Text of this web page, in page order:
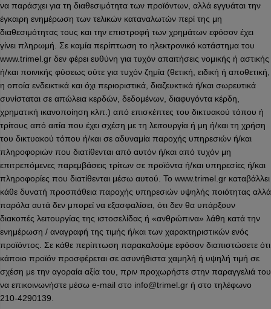
να παράσχει για τη διαθεσιμότητα των προϊόντων, αλλά εγγυάται την
έγκαιρη ενημέρωση των τελικών καταναλωτών περί της μη
διαθεσιμότητας τους και την επιστροφή των χρημάτων εφόσον έχει
γίνει πληρωμή. Σε καμία περίπτωση το ηλεκτρονικό κατάστημα του
www.trimel.gr δεν φέρει ευθύνη για τυχόν απαιτήσεις νομικής ή αστικής
ή/και ποινικής φύσεως ούτε για τυχόν ζημία (θετική, ειδική ή αποθετική,
η οποία ενδεικτικά και όχι περιοριστικά, διαζευκτικά ή/και σωρευτικά
συνίσταται σε απώλεια κερδών, δεδομένων, διαφυγόντα κέρδη,
χρηματική ικανοποίηση κλπ.) από επισκέπτες του δικτυακού τόπου ή
τρίτους από αιτία που έχει σχέση με τη λειτουργία ή μη ή/και τη χρήση
του δικτυακού τόπου ή/και σε αδυναμία παροχής υπηρεσιών ή/και
πληροφοριών που διατίθενται από αυτόν ή/και από τυχόν μη
επιτρεπόμενες παρεμβάσεις τρίτων σε προϊόντα ή/και υπηρεσίες ή/και
πληροφορίες που διατίθενται μέσω αυτού. Το www.trimel.gr καταβάλλει
κάθε δυνατή προσπάθεια παροχής υπηρεσιών υψηλής ποιότητας αλλά
παρόλα αυτά δεν μπορεί να εξασφαλίσει, ότι δεν θα υπάρξουν
διακοπές λειτουργίας της ιστοσελίδας ή «ανθρώπινα» λάθη κατά την
ενημέρωση / αναγραφή της τιμής ή/και των χαρακτηριστικών ενός
προϊόντος. Σε κάθε περίπτωση παρακαλούμε εφόσον διαπιστώσετε ότι
κάποιο προϊόν προσφέρεται σε ασυνήθιστα χαμηλή ή υψηλή τιμή σε
σχέση με την αγοραία αξία του, πριν προχωρήστε στην παραγγελιά του
να επικοινωνήστε μέσω e-mail στο info@trimel.gr ή στο τηλέφωνο
210-4290139.